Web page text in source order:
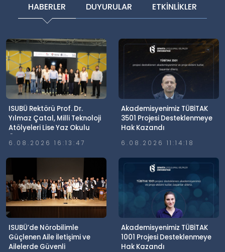
HABERLER DUYURULAR ETKİNLİKLER
ISUBÜ Rektörü Prof. Dr.
Yılmaz Çatal, Milli Teknoloji
Atölyeleri Lise Yaz Okulu
Öğrencileriyle Buluştu
6.08.2026 16:13:47
Akademisyenimiz TÜBİTAK
3501 Projesi Desteklenmeye
Hak Kazandı
6.08.2026 11:14:18
ISUBÜ’de Nörobilimle
Güçlenen Aile İletişimi ve
Ailelerde Güvenli
Akademisyenimiz TÜBİTAK
1001 Projesi Desteklenmeye
Hak Kazandı